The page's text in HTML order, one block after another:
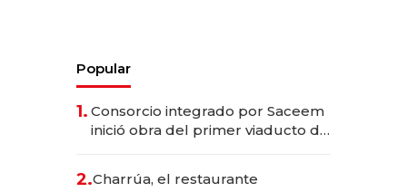
Popular
1. Consorcio integrado por Saceem
inició obra del primer viaducto de
millones
2.Charrúa, el restaurante